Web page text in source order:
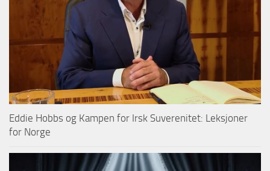
Eddie Hobbs og Kampen for Irsk Suverenitet: Leksjoner
for Norge